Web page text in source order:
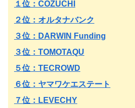
１位：COZUCHI
２位：オルタナバンク
３位：DARWIN Funding
３位：TOMOTAQU
５位：TECROWD
６位：ヤマワケエステート
７位：LEVECHY